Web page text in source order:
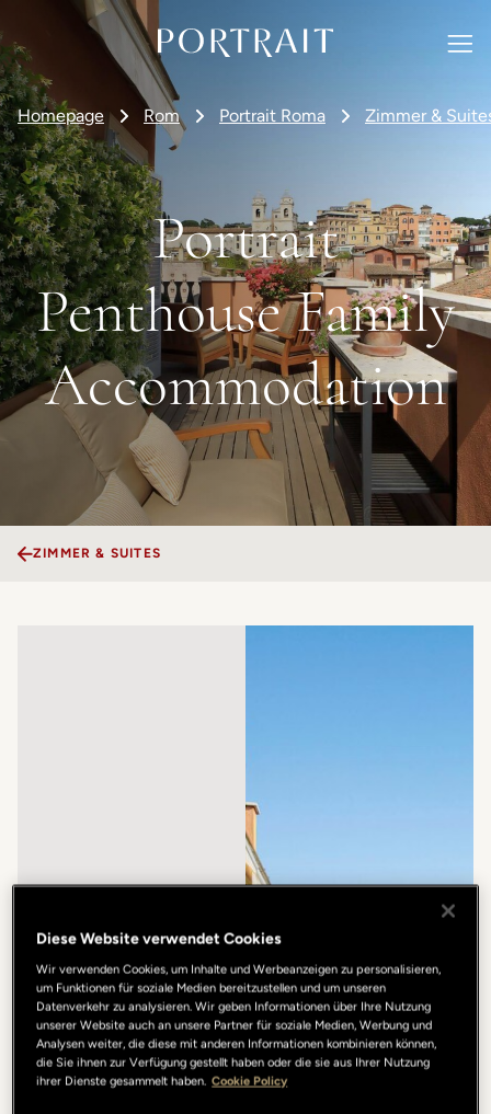
Homepage Rom Portrait Roma Zimmer &
Portrait
Penthouse Family
Accommodation
ZIMMER & SUITES
Diese Website verwendet Cookies
Wir verwenden Cookies, um Inhalte und Werbeanzeigen zu personalisieren,
um Funktionen für soziale Medien bereitzustellen und um unseren
Datenverkehr zu analysieren. Wir geben Informationen über Ihre Nutzung
unserer Website auch an unsere Partner für soziale Medien, Werbung und
Analysen weiter, die diese mit anderen Informationen kombinieren können,
die Sie ihnen zur Verfügung gestellt haben oder die sie aus Ihrer Nutzung
ihrer Dienste gesammelt haben. Cookie Policy